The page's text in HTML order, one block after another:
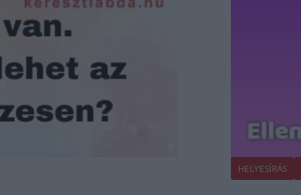
HELYESÍRÁS